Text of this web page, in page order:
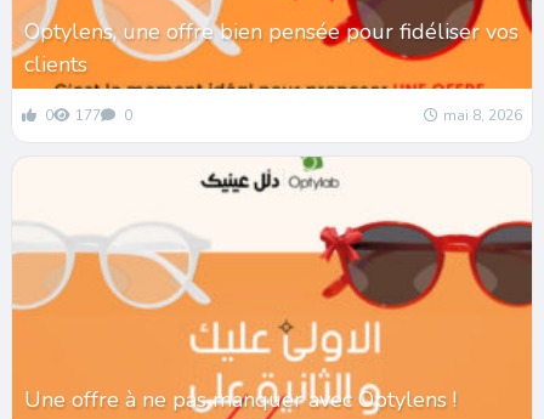
Optylens, une offre bien pensée pour fidéliser vos
clients
0 177 0 mai 8, 2026
Une offre à ne pas manquer avec Optylens !